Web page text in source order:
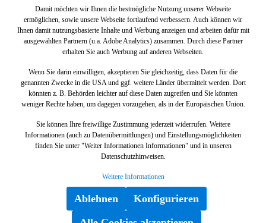
Damit möchten wir Ihnen die bestmögliche Nutzung unserer Webseite
ermöglichen, sowie unsere Webseite fortlaufend verbessern. Auch können wir
Ihnen damit nutzungsbasierte Inhalte und Werbung anzeigen und arbeiten dafür mit
ausgewählten Partnern (u.a. Adobe Analytics) zusammen. Durch diese Partner
erhalten Sie auch Werbung auf anderen Webseiten.
Wenn Sie darin einwilligen, akzeptieren Sie gleichzeitig, dass Daten für die
genannten Zwecke in die USA und ggf. weitere Länder übermittelt werden. Dort
könnten z. B. Behörden leichter auf diese Daten zugreifen und Sie könnten
weniger Rechte haben, um dagegen vorzugehen, als in der Europäischen Union.
Sie können Ihre freiwillige Zustimmung jederzeit widerrufen. Weitere
Informationen (auch zu Datenübermittlungen) und Einstellungsmöglichkeiten
finden Sie unter "Weiter Informationen Informationen" und in unseren
Datenschutzhinweisen.
Weitere Informationen
Ablehnen
Konfigurieren